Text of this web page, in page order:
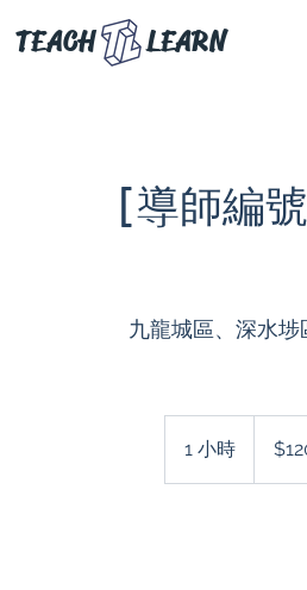
TEACH LEARN
[導師編
九龍城區、深水埗
1 小時1
小